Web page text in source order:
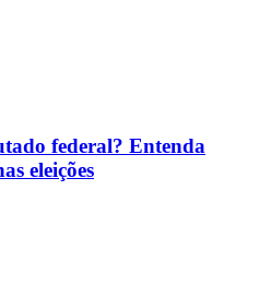
federal? Entenda
eleições